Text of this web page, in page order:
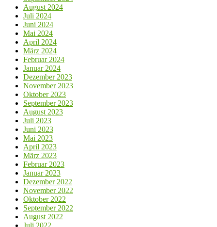
August 2024
Juli 2024
Juni 2024
Mai 2024
April 2024
März 2024
Februar 2024
Januar 2024
Dezember 2023
November 2023
Oktober 2023
September 2023
August 2023
Juli 2023
Juni 2023
Mai 2023
April 2023
März 2023
Februar 2023
Januar 2023
Dezember 2022
November 2022
Oktober 2022
September 2022
August 2022
Juli 2022